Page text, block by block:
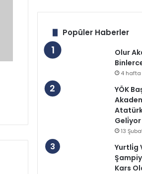
Popüler Haberler
Olur
4
YÖK
Geli̇yor
13
Yurtli̇g
Kars